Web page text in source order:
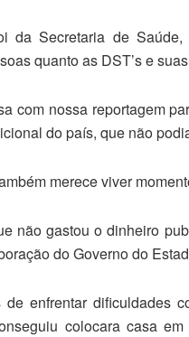
da Secretaria de
quanto as DST’s e
com nossa reportagem
do país, que não
merece viver
não gastou o dinheiro
do Governo do
enfrentar dificuldades
colocara casa